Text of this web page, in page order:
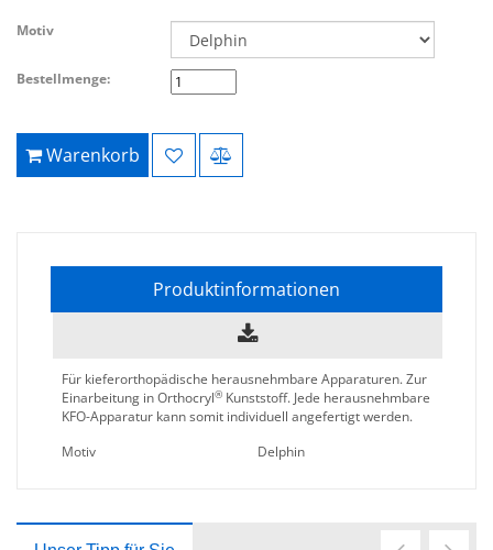
Motiv
Bestellmenge:
Warenkorb
Produktinformationen
Für kieferorthopädische herausnehmbare Apparaturen. Zur
Einarbeitung in Orthocryl® Kunststoff. Jede herausnehmbare
KFO-Apparatur kann somit individuell angefertigt werden.
Motiv
Delphin